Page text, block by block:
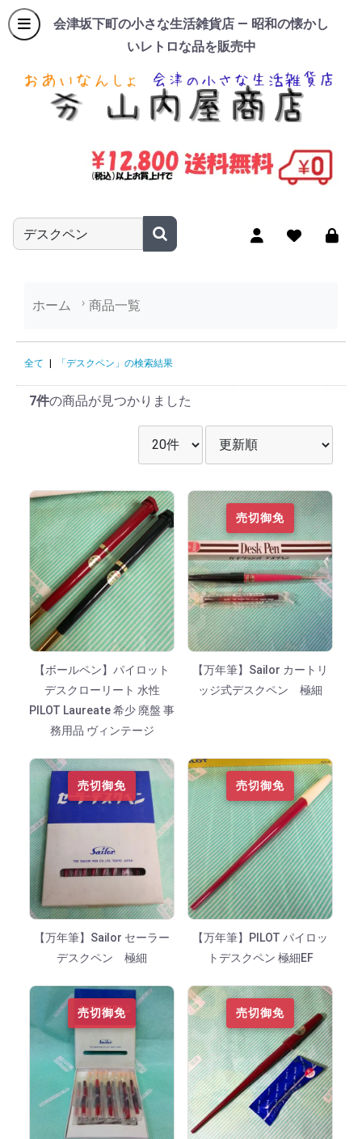
会津坂下町の小さな生活雑貨店 — 昭和の懐かし
いレトロな品を販売中
商品名やキーワードを入力
ホーム 商品一覧
「デスクペン」の検索結果
全て 「デスクペン」の検索結果
7件の商品が見つかりました
並び順を選択
【ボールペン】パイロット
デスクローリート 水性
PILOT Laureate 希少 廃盤 事
務用品 ヴィンテージ
売切御免
【万年筆】Sailor カートリ
ッジ式デスクペン 極細
売切御免
【万年筆】Sailor セーラー
デスクペン 極細
売切御免
【万年筆】PILOT パイロッ
トデスクペン 極細EF
売切御免 売切御免